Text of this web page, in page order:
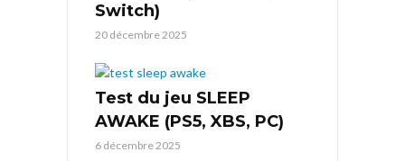
Switch)
20 décembre 2025
Test du jeu SLEEP
AWAKE (PS5, XBS, PC)
6 décembre 2025